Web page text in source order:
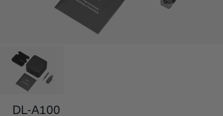
DL-A100